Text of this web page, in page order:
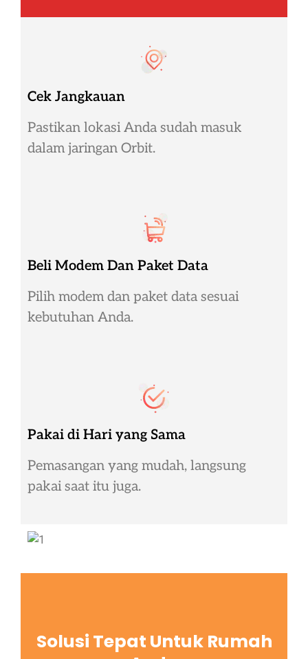
Cek Jangkauan
Pastikan lokasi Anda sudah masuk
dalam jaringan Orbit.
Beli Modem Dan Paket Data
Pilih modem dan paket data sesuai
kebutuhan Anda.
Pakai di Hari yang Sama
Pemasangan yang mudah, langsung
pakai saat itu juga.
Solusi Tepat Untuk Rumah